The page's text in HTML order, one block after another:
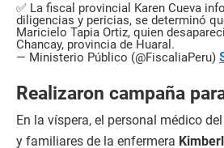
✅ La fiscal provincial Karen Cueva
diligencias y pericias, se determinó
Maricielo Tapia Ortiz, quien
Chancay, provincia de Huaral.
— Ministerio Público (@FiscaliaPeru)
Realizaron campaña
En la víspera, el personal médico
y familiares de la enfermera